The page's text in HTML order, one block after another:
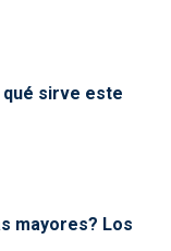
sirve este
mayores? Los